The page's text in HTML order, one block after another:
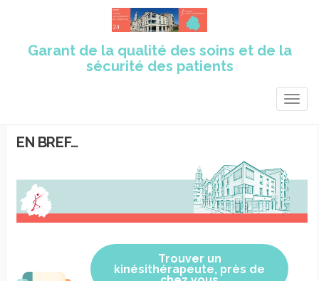
Garant de la qualité des soins et de la
sécurité des patients
EN BREF…
Trouver un
kinésithérapeute, près de